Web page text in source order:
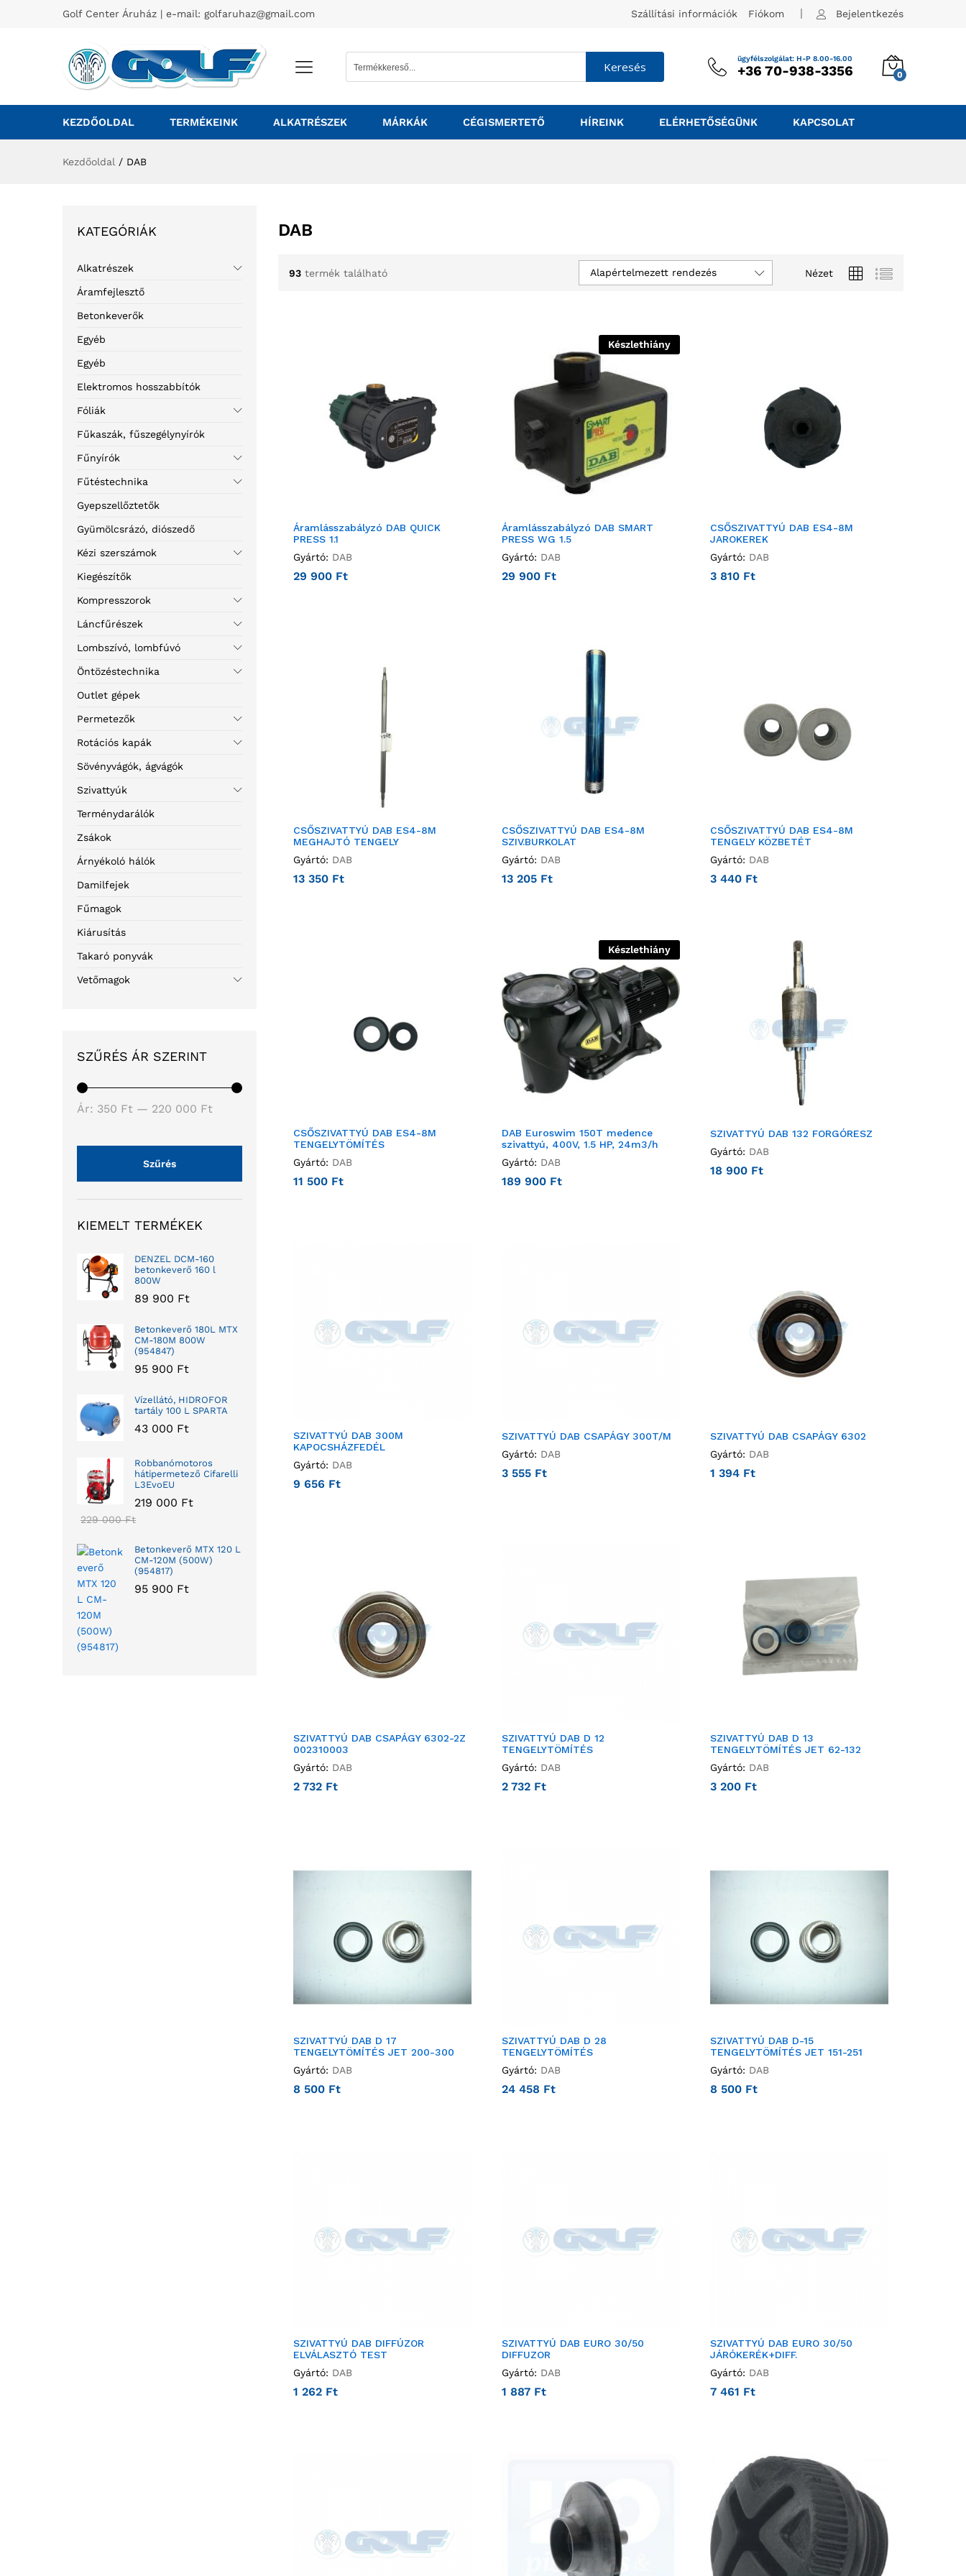
Golf Center Áruház | e-mail: golfaruhaz@gmail.com Szállítási információk Fiókom Bejelentkezés
Keresés
ügyfélszolgálat: H-P 8.00-16.00
+36 70-938-3356 0
KEZDŐOLDAL TERMÉKEINK ALKATRÉSZEK MÁRKÁK CÉGISMERTETŐ HÍREINK ELÉRHETŐSÉGÜNK KAPCSOLAT
Kezdőoldal / DAB
DAB
93 termék található Nézet
Alapértelmezett rendezés
Áramlásszabályzó DAB QUICK
PRESS 1.1
Gyártó: DAB
29 900 Ft
Készlethiány
Áramlásszabályzó DAB SMART
PRESS WG 1.5
Gyártó: DAB
29 900 Ft
CSŐSZIVATTYÚ DAB ES4-8M
JAROKEREK
Gyártó: DAB
3 810 Ft
CSŐSZIVATTYÚ DAB ES4-8M
MEGHAJTÓ TENGELY
Gyártó: DAB
13 350 Ft
CSŐSZIVATTYÚ DAB ES4-8M
SZIV.BURKOLAT
Gyártó: DAB
13 205 Ft
CSŐSZIVATTYÚ DAB ES4-8M
TENGELY KÖZBETÉT
Gyártó: DAB
3 440 Ft
CSŐSZIVATTYÚ DAB ES4-8M
TENGELYTÖMÍTÉS
Gyártó: DAB
11 500 Ft
Készlethiány
DAB Euroswim 150T medence
szivattyú, 400V, 1.5 HP, 24m3/h
Gyártó: DAB
189 900 Ft
SZIVATTYÚ DAB 132 FORGÓRESZ
Gyártó: DAB
18 900 Ft
SZIVATTYÚ DAB 300M
KAPOCSHÁZFEDÉL
Gyártó: DAB
9 656 Ft
SZIVATTYÚ DAB CSAPÁGY 300T/M
Gyártó: DAB
3 555 Ft
SZIVATTYÚ DAB CSAPÁGY 6302
Gyártó: DAB
1 394 Ft
SZIVATTYÚ DAB CSAPÁGY 6302-2Z
002310003
Gyártó: DAB
2 732 Ft
SZIVATTYÚ DAB D 12
TENGELYTÖMÍTÉS
Gyártó: DAB
2 732 Ft
SZIVATTYÚ DAB D 13
TENGELYTÖMÍTÉS JET 62-132
Gyártó: DAB
3 200 Ft
SZIVATTYÚ DAB D 17
TENGELYTÖMÍTÉS JET 200-300
Gyártó: DAB
8 500 Ft
SZIVATTYÚ DAB D 28
TENGELYTÖMÍTÉS
Gyártó: DAB
24 458 Ft
SZIVATTYÚ DAB D-15
TENGELYTÖMÍTÉS JET 151-251
Gyártó: DAB
8 500 Ft
SZIVATTYÚ DAB DIFFÚZOR
ELVÁLASZTÓ TEST
Gyártó: DAB
1 262 Ft
SZIVATTYÚ DAB EURO 30/50
DIFFUZOR
Gyártó: DAB
1 887 Ft
SZIVATTYÚ DAB EURO 30/50
JÁRÓKERÉK+DIFF.
Gyártó: DAB
7 461 Ft
KATEGÓRIÁK
Alkatrészek
Áramfejlesztő
Betonkeverők
Egyéb
Egyéb
Elektromos hosszabbítók
Fóliák
Fűkaszák, fűszegélynyírók
Fűnyírók
Fűtéstechnika
Gyepszellőztetők
Gyümölcsrázó, diószedő
Kézi szerszámok
Kiegészítők
Kompresszorok
Láncfűrészek
Lombszívó, lombfúvó
Öntözéstechnika
Outlet gépek
Permetezők
Rotációs kapák
Sövényvágók, ágvágók
Szivattyúk
Terménydarálók
Zsákok
Árnyékoló hálók
Damilfejek
Fűmagok
Kiárusítás
Takaró ponyvák
Vetőmagok
SZŰRÉS ÁR SZERINT
Szűrés
Ár: 350 Ft — 220 000 Ft
KIEMELT TERMÉKEK
DENZEL DCM-160
betonkeverő 160 l
800W
89 900 Ft
Betonkeverő 180L MTX
CM-180M 800W
(954847)
95 900 Ft
Vízellátó, HIDROFOR
tartály 100 L SPARTA
43 000 Ft
Robbanómotoros
hátipermetező Cifarelli
L3EvoEU
219 000 Ft
229 000Ft
Betonkeverő MTX 120 L
CM-120M (500W)
(954817)
95 900 Ft